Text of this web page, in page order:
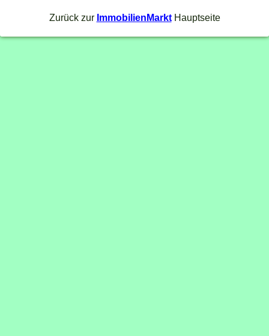
Zurück zur ImmobilienMarktHauptseite